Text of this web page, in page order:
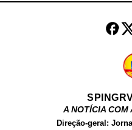
A NOTÍCIA COM
Direção-geral: